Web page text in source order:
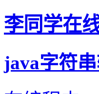
李同学在
java字符